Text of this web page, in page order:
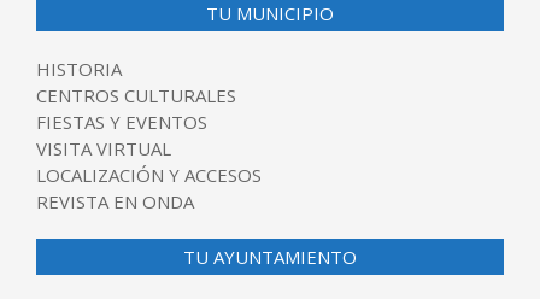
TU MUNICIPIO
HISTORIA
CENTROS CULTURALES
FIESTAS Y EVENTOS
VISITA VIRTUAL
LOCALIZACIÓN Y ACCESOS
REVISTA EN ONDA
TU AYUNTAMIENTO